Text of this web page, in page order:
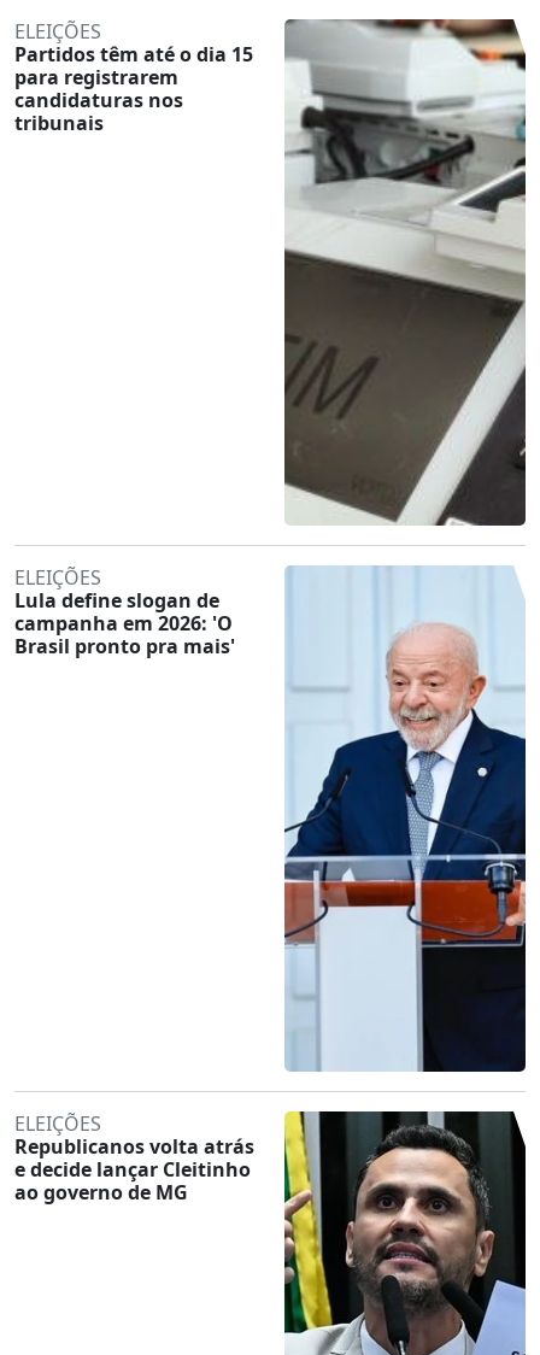
ELEIÇÕES
Partidos têm até o dia 15
para registrarem
candidaturas nos
tribunais
ELEIÇÕES
Lula define slogan de
campanha em 2026: 'O
Brasil pronto pra mais'
ELEIÇÕES
Republicanos volta atrás
e decide lançar Cleitinho
ao governo de MG